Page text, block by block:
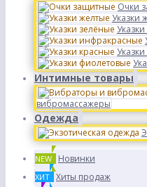
Очки
Указки
Интимные товары
вибромассажеры
Одежда
NEW Новинки
ХИТ Хиты продаж